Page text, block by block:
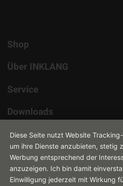
Shop
Über INKLANG
Service
Downloads
Kontakt
Diese Seite nutzt Website
um ihre Dienste anzubieten, stetig
Werbung entsprechend der
anzuzeigen. Ich bin damit
Einwilligung jederzeit mit Wirkung